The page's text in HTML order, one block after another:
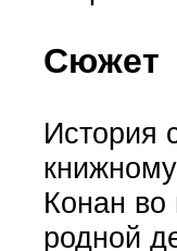
Сюжет
История
Конан
родной